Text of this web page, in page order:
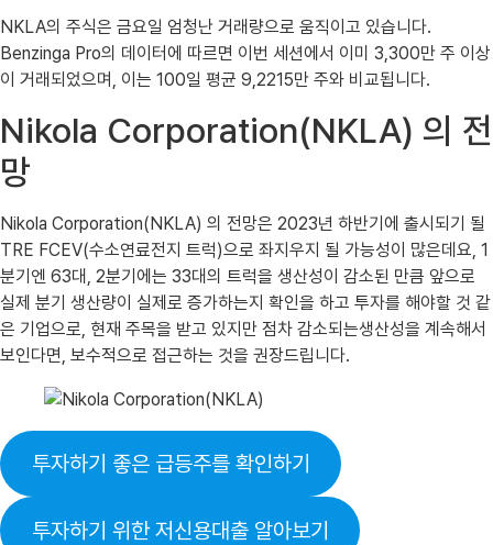
NKLA의 주식은 금요일 엄청난 거래량으로 움직이고 있습니다.
Benzinga Pro의 데이터에 따르면 이번 세션에서 이미 3,300만 주 이상
이 거래되었으며, 이는 100일 평균 9,2215만 주와 비교됩니다.
Nikola Corporation(NKLA) 의 전
망
Nikola Corporation(NKLA) 의 전망은 2023년 하반기에 출시되기 될
TRE FCEV(수소연료전지 트럭)으로 좌지우지 될 가능성이 많은데요, 1
분기엔 63대, 2분기에는 33대의 트럭을 생산성이 감소된 만큼 앞으로
실제 분기 생산량이 실제로 증가하는지 확인을 하고 투자를 해야할 것 같
은 기업으로, 현재 주목을 받고 있지만 점차 감소되는생산성을 계속해서
보인다면, 보수적으로 접근하는 것을 권장드립니다.
투자하기 좋은 급등주를 확인하기
투자하기 위한 저신용대출 알아보기